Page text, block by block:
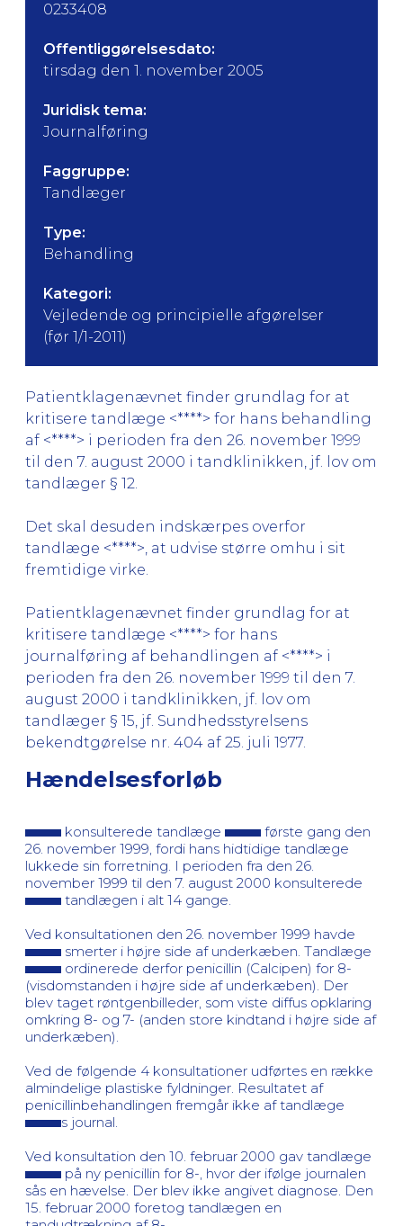
0233408
Offentliggørelsesdato:
tirsdag den 1. november 2005
Juridisk tema:
Journalføring
Faggruppe:
Tandlæger
Type:
Behandling
Kategori:
Vejledende og principielle afgørelser
(før 1/1-2011)
Patientklagenævnet finder grundlag for at
kritisere tandlæge <****> for hans behandling
af <****> i perioden fra den 26. november 1999
til den 7. august 2000 i tandklinikken, jf. lov om
tandlæger § 12.
Det skal desuden indskærpes overfor
tandlæge <****>, at udvise større omhu i sit
fremtidige virke.
Patientklagenævnet finder grundlag for at
kritisere tandlæge <****> for hans
journalføring af behandlingen af <****> i
perioden fra den 26. november 1999 til den 7.
august 2000 i tandklinikken, jf. lov om
tandlæger § 15, jf. Sundhedsstyrelsens
bekendtgørelse nr. 404 af 25. juli 1977.
Hændelsesforløb
konsulterede tandlæge
første gang den
26. november 1999, fordi hans hidtidige tandlæge
lukkede sin forretning. I perioden fra den 26.
november 1999 til den 7. august 2000 konsulterede
tandlægen i alt 14 gange.
Ved konsultationen den 26. november 1999 havde
smerter i højre side af underkæben. Tandlæge
ordinerede derfor penicillin (Calcipen) for 8-
(visdomstanden i højre side af underkæben). Der
blev taget røntgenbilleder, som viste diffus opklaring
omkring 8- og 7- (anden store kindtand i højre side af
underkæben).
Ved de følgende 4 konsultationer udførtes en række
almindelige plastiske fyldninger. Resultatet af
penicillinbehandlingen fremgår ikke af tandlæge
s journal.
Ved konsultation den 10. februar 2000 gav tandlæge
på ny penicillin for 8-, hvor der ifølge journalen
sås en hævelse. Der blev ikke angivet diagnose. Den
15. februar 2000 foretog tandlægen en